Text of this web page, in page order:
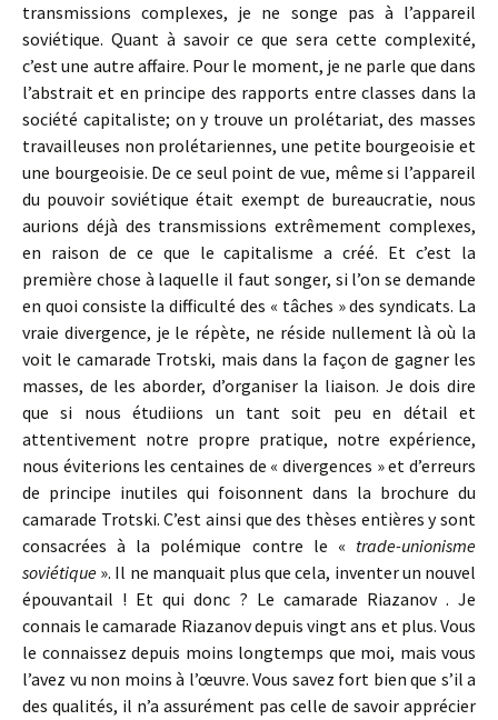
transmissions complexes, je ne songe pas à l’appareil
soviétique. Quant à savoir ce que sera cette complexité,
c’est une autre affaire. Pour le moment, je ne parle que dans
l’abstrait et en principe des rapports entre classes dans la
société capitaliste; on y trouve un prolétariat, des masses
travailleuses non prolétariennes, une petite bourgeoisie et
une bourgeoisie. De ce seul point de vue, même si l’appareil
du pouvoir soviétique était exempt de bureaucratie, nous
aurions déjà des transmissions extrêmement complexes,
en raison de ce que le capitalisme a créé. Et c’est la
première chose à laquelle il faut songer, si l’on se demande
en quoi consiste la difficulté des « tâches » des syndicats. La
vraie divergence, je le répète, ne réside nullement là où la
voit le camarade Trotski, mais dans la façon de gagner les
masses, de les aborder, d’organiser la liaison. Je dois dire
que si nous étudiions un tant soit peu en détail et
attentivement notre propre pratique, notre expérience,
nous éviterions les centaines de « divergences » et d’erreurs
de principe inutiles qui foisonnent dans la brochure du
camarade Trotski. C’est ainsi que des thèses entières y sont
consacrées à la polémique contre le « trade-unionisme
soviétique ». Il ne manquait plus que cela, inventer un nouvel
épouvantail ! Et qui donc ? Le camarade Riazanov . Je
connais le camarade Riazanov depuis vingt ans et plus. Vous
le connaissez depuis moins longtemps que moi, mais vous
l’avez vu non moins à l’œuvre. Vous savez fort bien que s’il a
des qualités, il n’a assurément pas celle de savoir apprécier